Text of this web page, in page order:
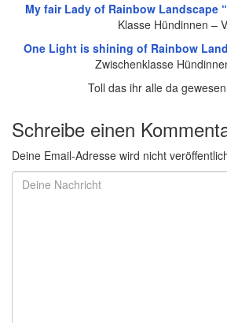
My fair Lady of Rainbow Landscape
Klasse Hündinnen –
One Light is shining of Rainbow
Zwischenklasse
Toll das ihr alle da
Schreibe einen
Deine Email-Adresse wird nicht